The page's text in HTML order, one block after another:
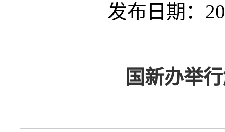
发布日期：
国新办举